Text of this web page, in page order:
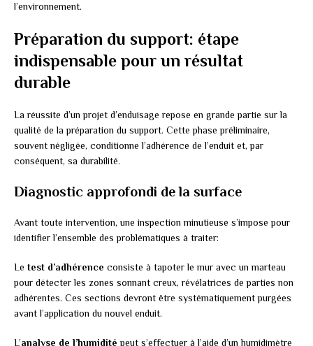
l’environnement.
Préparation du support: étape
indispensable pour un résultat
durable
La réussite d’un projet d’enduisage repose en grande partie sur la
qualité de la préparation du support. Cette phase préliminaire,
souvent négligée, conditionne l’adhérence de l’enduit et, par
conséquent, sa durabilité.
Diagnostic approfondi de la surface
Avant toute intervention, une inspection minutieuse s’impose pour
identifier l’ensemble des problématiques à traiter:
Le test d’adhérence consiste à tapoter le mur avec un marteau
pour détecter les zones sonnant creux, révélatrices de parties non
adhérentes. Ces sections devront être systématiquement purgées
avant l’application du nouvel enduit.
L’analyse de l’humidité peut s’effectuer à l’aide d’un humidimètre